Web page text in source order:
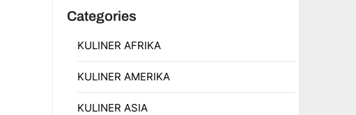
Categories
KULINER AFRIKA
KULINER AMERIKA
KULINER ASIA